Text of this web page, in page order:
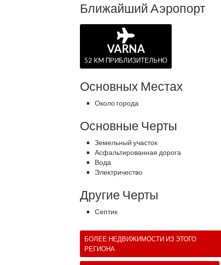
Ближайший Аэропорт
VARNA
52 KM ПРИБЛИЗИТЕЛЬНО
Основных Местах
Около города
Основные Черты
Земельный участок
Асфальтированная дорога
Вода
Электричество
Другие Черты
Септик
БОЛЕЕ НЕДВИЖИМОСТИ ИЗ ЭТОГО
РЕГИОНА